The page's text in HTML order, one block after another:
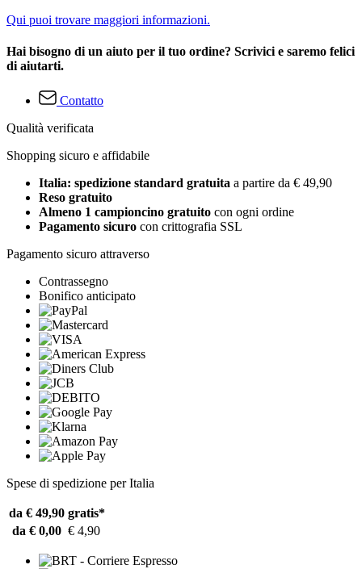
Qui puoi trovare maggiori informazioni.
Hai bisogno di un aiuto per il tuo ordine? Scrivici e saremo felici
di aiutarti.
Contatto
Qualità verificata
Shopping sicuro e affidabile
Italia: spedizione standard gratuita a partire da € 49,90
Reso gratuito
Almeno 1 campioncino gratuito con ogni ordine
Pagamento sicuro con crittografia SSL
Pagamento sicuro attraverso
Contrassegno
Bonifico anticipato
Spese di spedizione per Italia
da € 49,90 gratis*
da € 0,00 € 4,90